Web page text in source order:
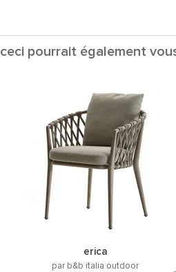
ceci pourrait également
erica
par b&b italia outdoor